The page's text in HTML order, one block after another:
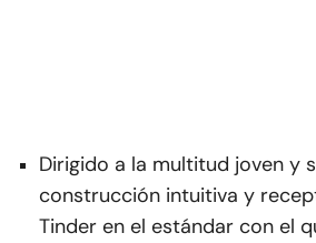
Dirigido a la multitud joven y
construcción intuitiva y
Tinder en el estándar con el